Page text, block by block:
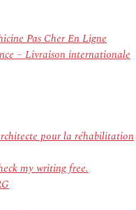
Pas Cher En Ligne
– Livraison internationale
pour la réhabilitation
my writing free.